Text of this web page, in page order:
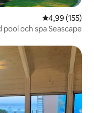
4,99 av 5 i
4,99 (155)
och spa Seascape